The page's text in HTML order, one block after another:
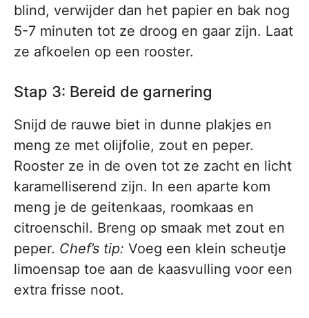
blind, verwijder dan het papier en bak nog
5-7 minuten tot ze droog en gaar zijn. Laat
ze afkoelen op een rooster.
Stap 3: Bereid de garnering
Snijd de rauwe biet in dunne plakjes en
meng ze met olijfolie, zout en peper.
Rooster ze in de oven tot ze zacht en licht
karamelliserend zijn. In een aparte kom
meng je de geitenkaas, roomkaas en
citroenschil. Breng op smaak met zout en
peper. Chef’s tip: Voeg een klein scheutje
limoensap toe aan de kaasvulling voor een
extra frisse noot.